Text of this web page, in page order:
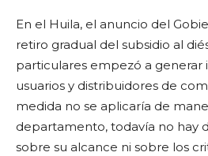
En el Huila, el anuncio del
retiro gradual del subsidio al
particulares empezó a generar
usuarios y distribuidores de
medida no se aplicaría de
departamento, todavía no hay
sobre su alcance ni sobre los